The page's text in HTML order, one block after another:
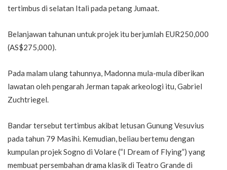
tertimbus di selatan Itali pada petang Jumaat.
Belanjawan tahunan untuk projek itu berjumlah EUR250,000
(AS$275,000).
Pada malam ulang tahunnya, Madonna mula-mula diberikan
lawatan oleh pengarah Jerman tapak arkeologi itu, Gabriel
Zuchtriegel.
Bandar tersebut tertimbus akibat letusan Gunung Vesuvius
pada tahun 79 Masihi. Kemudian, beliau bertemu dengan
kumpulan projek Sogno di Volare (“I Dream of Flying”) yang
membuat persembahan drama klasik di Teatro Grande di